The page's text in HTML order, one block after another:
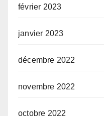
février 2023
janvier 2023
décembre 2022
novembre 2022
octobre 2022